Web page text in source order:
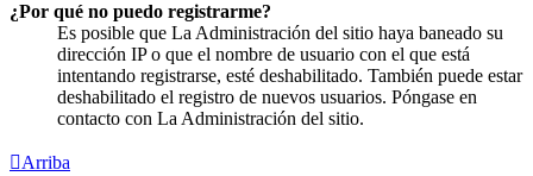
¿Por qué no puedo registrarme?
Es posible que La Administración del sitio haya baneado su
dirección IP o que el nombre de usuario con el que está
intentando registrarse, esté deshabilitado. También puede estar
deshabilitado el registro de nuevos usuarios. Póngase en
contacto con La Administración del sitio.
Arriba